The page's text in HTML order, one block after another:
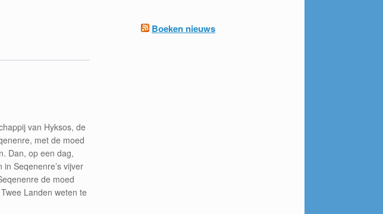
van Hyksos, de
met de moed
Dan, op een dag,
Seqenenre’s vijver
de moed
Landen weten te
Boeken nieuws